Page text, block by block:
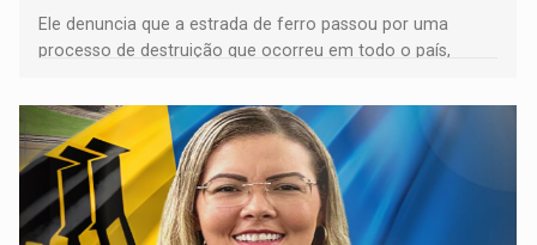
Ele denuncia que a estrada de ferro passou por uma
processo de destruição que ocorreu em todo o país,